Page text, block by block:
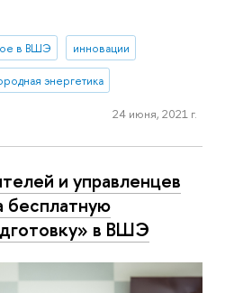
в ВШЭ инновации
энергетика
24 июня, 2021 г.
и управленцев
бесплатную
в ВШЭ